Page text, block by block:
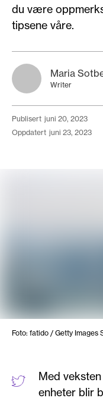
du være
tipsene våre.
Maria
Writer
publisert juni 20, 2023
oppdatert juni 23, 2023
Foto: fatido / Getty Images
Med
enheter blir